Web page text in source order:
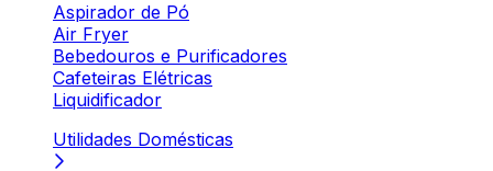
Aspirador de Pó
Air Fryer
Bebedouros e Purificadores
Cafeteiras Elétricas
Liquidificador
Utilidades Domésticas